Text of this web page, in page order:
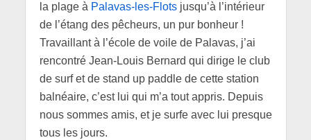
la plage à Palavas-les-Flotsjusqu’à l’intérieur
de l’étang des pêcheurs, un pur bonheur !
Travaillant à l’école de voile de Palavas, j’ai
rencontré Jean-Louis Bernard qui dirige le club
de surf et de stand up paddle de cette station
balnéaire, c’est lui qui m’a tout appris. Depuis
nous sommes amis, et je surfe avec lui presque
tous les jours.